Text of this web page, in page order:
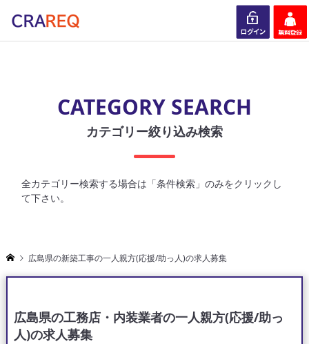
CATEGORY SEARCH
カテゴリー絞り込み検索
全カテゴリー検索する場合は「条件検索」のみをクリックし
て下さい。
広島県の新築工事の一人親方(応援/助っ人)の求人募集
広島県の工務店・内装業者の一人親方(応援/助っ
人)の求人募集